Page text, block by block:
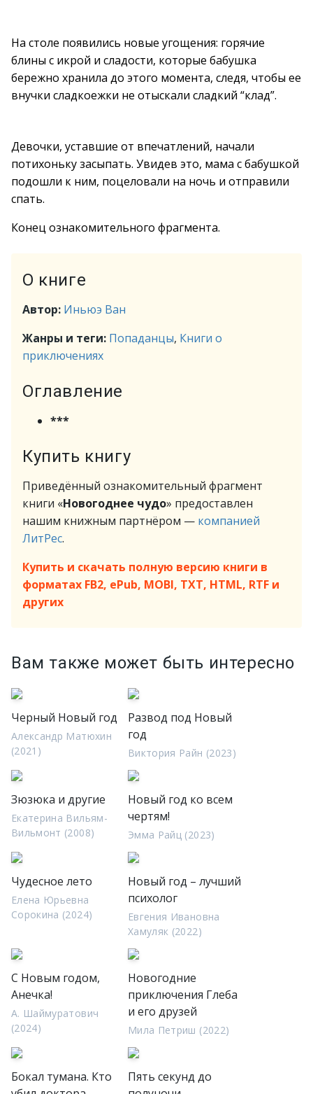
На столе появились новые угощения: горячие
блины с икрой и сладости, которые бабушка
бережно хранила до этого момента, следя, чтобы ее
внучки сладкоежки не отыскали сладкий “клад”.
Девочки, уставшие от впечатлений, начали
потихоньку засыпать. Увидев это, мама с бабушкой
подошли к ним, поцеловали на ночь и отправили
спать.
Конец ознакомительного фрагмента.
О книге
Автор: Иньюэ Ван
Жанры и теги: Попаданцы, Книги о
приключениях
Оглавление
***
Купить книгу
Приведённый ознакомительный фрагмент
книги «Новогоднее чудо» предоставлен
нашим книжным партнёром — компанией
ЛитРес.
Купить и скачать полную версию книги в
форматах FB2, ePub, MOBI, TXT, HTML, RTF и
других
Вам также может быть интересно
Черный Новый год
Александр Матюхин
(2021)
Развод под Новый
год
Виктория Райн (2023)
Зюзюка и другие
Екатерина Вильям-
Вильмонт (2008)
Новый год ко всем
чертям!
Эмма Райц (2023)
Чудесное лето
Елена Юрьевна
Сорокина (2024)
Новый год – лучший
психолог
Евгения Ивановна
Хамуляк (2022)
С Новым годом,
Анечка!
А. Шаймуратович
(2024)
Новогодние
приключения Глеба
и его друзей
Мила Петриш (2022)
Бокал тумана. Кто
Пять секунд до